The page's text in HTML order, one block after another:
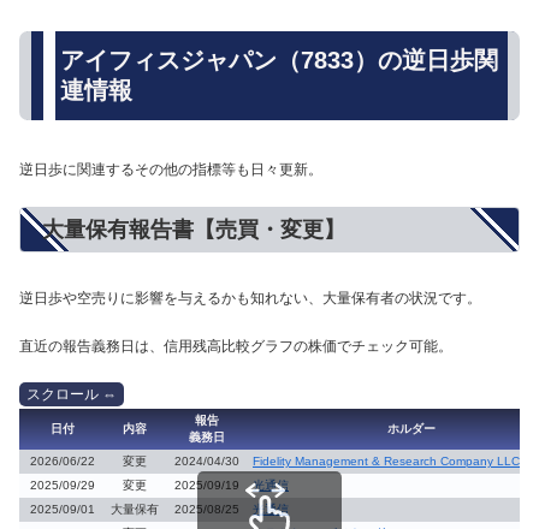
アイフィスジャパン（7833）の逆日歩関
連情報
逆日歩に関連するその他の指標等も日々更新。
大量保有報告書【売買・変更】
逆日歩や空売りに影響を与えるかも知れない、大量保有者の状況です。
直近の報告義務日は、信用残高比較グラフの株価でチェック可能。
日付 内容
報告
義務日
ホルダー
2026/06/22 変更 2024/04/30
Fidelity Management & Research Company LLC 他
2025/09/29
変更 2025/09/19
光通信
2025/09/01
大量保有 2025/08/25
光通信